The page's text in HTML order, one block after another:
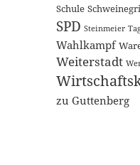
Schule
SPD Steinmeier
Wahlkampf
Weiterstadt
zu Guttenberg